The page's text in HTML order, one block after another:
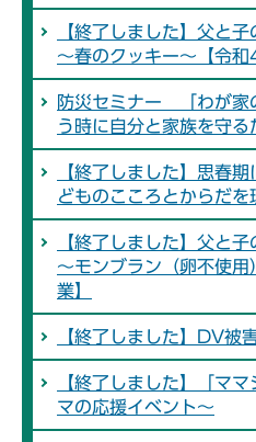
【終了しました】父と
～春のクッキー～【令和
防災セミナー 「わが家
う時に自分と家族を守る
【終了しました】思春
どものこころとからだを
【終了しました】父と
～モンブラン（卵不使
業】
【終了しました】DV被
【終了しました】「マ
マの応援イベント～